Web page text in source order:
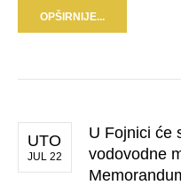
OPŠIRNIJE...
UTO
JUL 22
U Fojnici će
vodovodne